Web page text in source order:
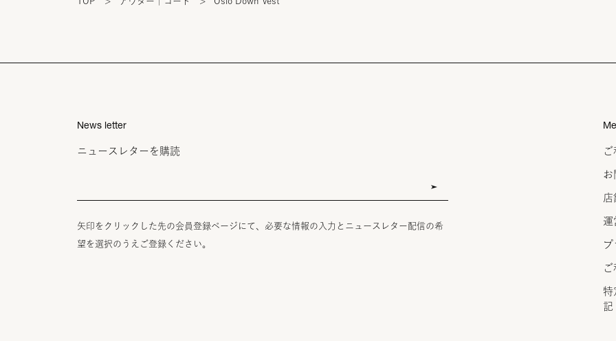
News letter
ニュースレターを購読
矢印をクリックした先の会員登録ページにて、必要な情報の入力とニュースレター配信の希
望を選択のうえご登録ください。
ご
お
店
運
ご
特
記